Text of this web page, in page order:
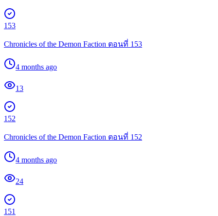
153
Chronicles of the Demon Faction ตอนที่ 153
4 months ago
13
152
Chronicles of the Demon Faction ตอนที่ 152
4 months ago
24
151